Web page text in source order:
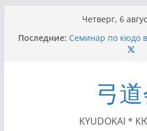
содержимому
Четверг, 6
Последние: Семинар по кюдо
Чемпионат
II Кубок Посла
Орёл (25.07.2021)
I этап Кубка
Сейдокан II
弓
KYUDOKAI *